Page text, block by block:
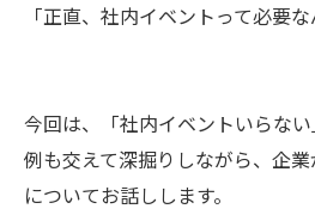
「正直、社内イベントって必要な
今回は、「社内イベントいらな
例も交えて深掘りしながら、企
についてお話しします。